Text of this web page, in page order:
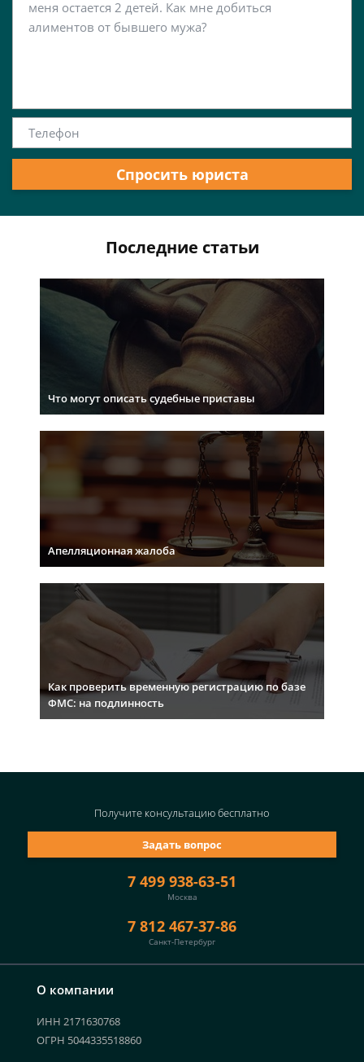
Спросить юриста
Последние статьи
Что могут описать судебные приставы
Апелляционная жалоба
Как проверить временную регистрацию по базе
ФМС: на подлинность
О компании
ИНН 2171630768
ОГРН 5044335518860
7 499 938-63-51
Москва
7 812 467-37-86
Санкт-Петербург
Задать вопрос
Получите консультациюбесплатно